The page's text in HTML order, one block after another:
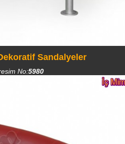
Sandalyeler
No:5980